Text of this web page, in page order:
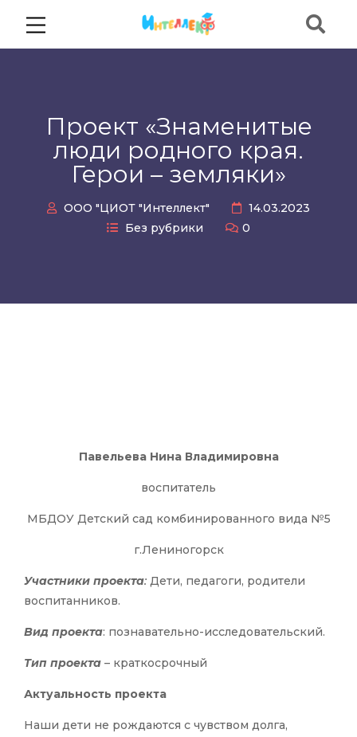
Проект «Знаменитые
люди родного края.
Герои – земляки»
ООО "ЦИОТ "Интеллект"
14.03.2023
Без рубрики
0
Павельева Нина Владимировна
воспитатель
МБДОУ Детский сад комбинированного вида №5
г.Лениногорск
Участники проекта: Дети, педагоги, родители
воспитанников.
Вид проекта: познавательно-исследовательский.
Тип проекта – краткосрочный
Актуальность проекта
Наши дети не рождаются с чувством долга,